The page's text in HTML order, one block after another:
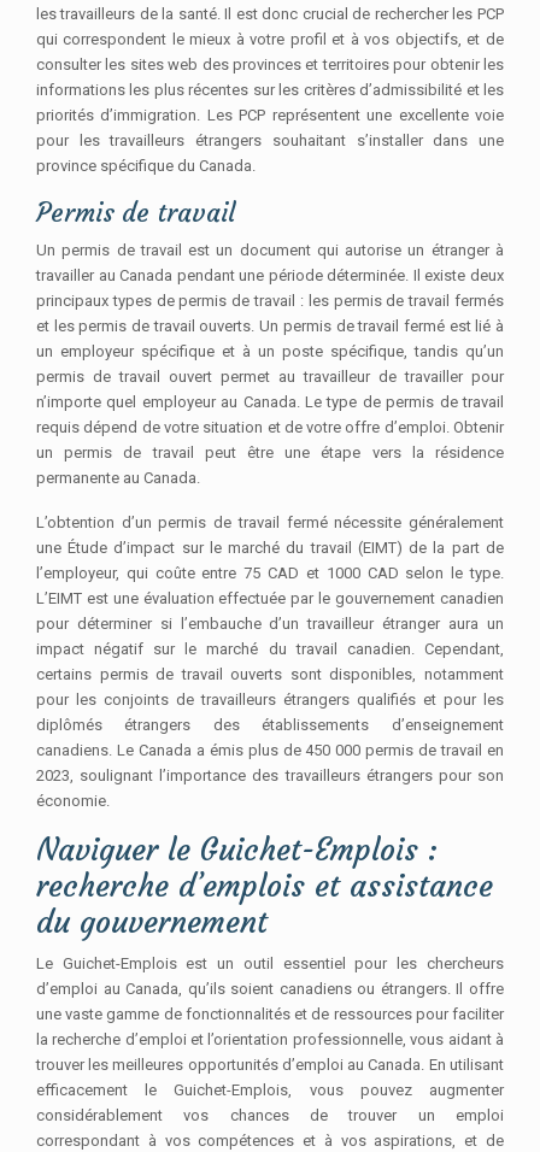
les travailleurs de la santé. Il est donc crucial de rechercher les PCP
qui correspondent le mieux à votre profil et à vos objectifs, et de
consulter les sites web des provinces et territoires pour obtenir les
informations les plus récentes sur les critères d’admissibilité et les
priorités d’immigration. Les PCP représentent une excellente voie
pour les travailleurs étrangers souhaitant s’installer dans une
province spécifique du Canada.
Permis de travail
Un permis de travail est un document qui autorise un étranger à
travailler au Canada pendant une période déterminée. Il existe deux
principaux types de permis de travail : les permis de travail fermés
et les permis de travail ouverts. Un permis de travail fermé est lié à
un employeur spécifique et à un poste spécifique, tandis qu’un
permis de travail ouvert permet au travailleur de travailler pour
n’importe quel employeur au Canada. Le type de permis de travail
requis dépend de votre situation et de votre offre d’emploi. Obtenir
un permis de travail peut être une étape vers la résidence
permanente au Canada.
L’obtention d’un permis de travail fermé nécessite généralement
une Étude d’impact sur le marché du travail (EIMT) de la part de
l’employeur, qui coûte entre 75 CAD et 1000 CAD selon le type.
L’EIMT est une évaluation effectuée par le gouvernement canadien
pour déterminer si l’embauche d’un travailleur étranger aura un
impact négatif sur le marché du travail canadien. Cependant,
certains permis de travail ouverts sont disponibles, notamment
pour les conjoints de travailleurs étrangers qualifiés et pour les
diplômés étrangers des établissements d’enseignement
canadiens. Le Canada a émis plus de 450 000 permis de travail en
2023, soulignant l’importance des travailleurs étrangers pour son
économie.
Naviguer le Guichet-Emplois :
recherche d’emplois et assistance
du gouvernement
Le Guichet-Emplois est un outil essentiel pour les chercheurs
d’emploi au Canada, qu’ils soient canadiens ou étrangers. Il offre
une vaste gamme de fonctionnalités et de ressources pour faciliter
la recherche d’emploi et l’orientation professionnelle, vous aidant à
trouver les meilleures opportunités d’emploi au Canada. En utilisant
efficacement le Guichet-Emplois, vous pouvez augmenter
considérablement vos chances de trouver un emploi
correspondant à vos compétences et à vos aspirations, et de